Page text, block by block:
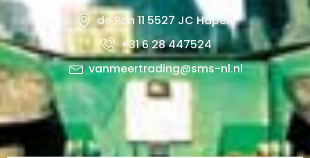
de Pan 11 5527 JC Hapert
+31 6 28 447524
vanmeertrading@sms-nl.nl